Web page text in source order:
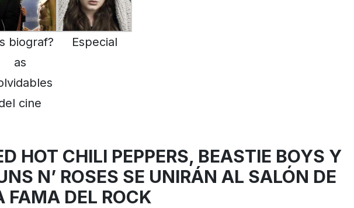
biograf?
as
cine
Especial
HOT CHILI PEPPERS, BEASTIE BOYS Y
N’ ROSES SE UNIRÁN AL SALÓN DE
FAMA DEL ROCK